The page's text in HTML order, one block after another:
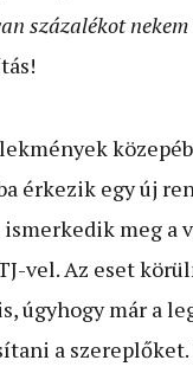
százalékot
érkezik egy új
meg a
vel. Az eset
úgyhogy már a
a